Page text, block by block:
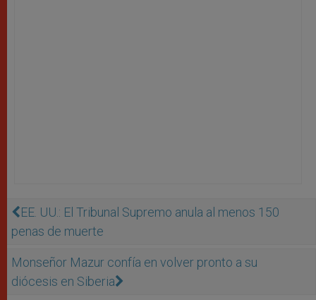
EE. UU.: El Tribunal Supremo anula al menos 150
penas de muerte
Monseñor Mazur confía en volver pronto a su
diócesis en Siberia